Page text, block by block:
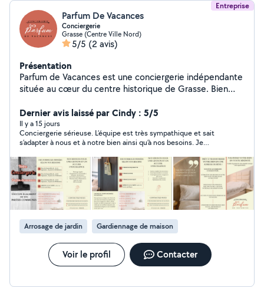
Entreprise
Parfum De Vacances
Conciergerie
Grasse (Centre Ville Nord)
5/5 (2 avis)
Présentation
Parfum de Vacances est une conciergerie indépendante
située au cœur du centre historique de Grasse. Bien
véritable art de recevoir, au service des propriétaires
comme des voyageurs. Notre fonctionnement repose
sur un système d'abonnement clair et transparent, sans
commission sur le chiffre d'affaires. Nous assurons
l'accueil des voyageurs, la remise des clés, le ménage, la
blanchisserie, la gestion des imprévus et le suivi
technique des logements. Notre différence réside dans
une approche expérientielle et locale : conseils
personnalisés, activités de découverte, valorisation du
patrimoine grassois et attention portée aux détails.
Chaque séjour est pensé pour offrir sérénité, élégance
et cohérence, avec une vision durable et qualitative du
tourisme
Dernier avis laissé par Cindy : 5/5
Il y a 15 jours
Conciergerie sérieuse. L’équipe est très sympathique et sait
s’adapter à nous et à notre bien ainsi qu’à nos besoins. Je
Arrosage de jardin Gardiennage de maison
Voir le profil Contacter